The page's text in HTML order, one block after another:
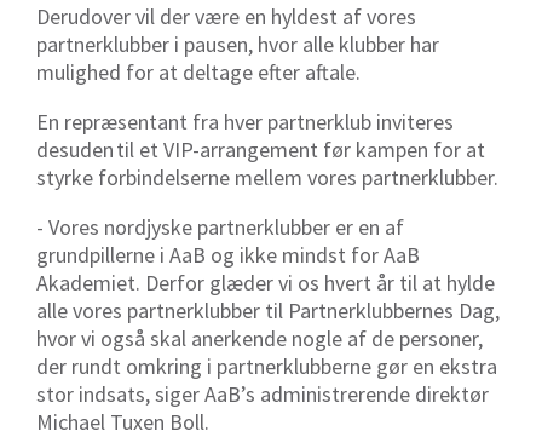
Derudover vil der være en hyldest af vores
partnerklubber i pausen, hvor alle klubber har
mulighed for at deltage efter aftale.
En repræsentant fra hver partnerklub inviteres
desuden til et VIP-arrangement før kampen for at
styrke forbindelserne mellem vores partnerklubber.
- Vores nordjyske partnerklubber er en af
grundpillerne i AaB og ikke mindst for AaB
Akademiet. Derfor glæder vi os hvert år til at hylde
alle vores partnerklubber til Partnerklubbernes Dag,
hvor vi også skal anerkende nogle af de personer,
der rundt omkring i partnerklubberne gør en ekstra
stor indsats, siger AaB’s administrerende direktør
Michael Tuxen Boll.